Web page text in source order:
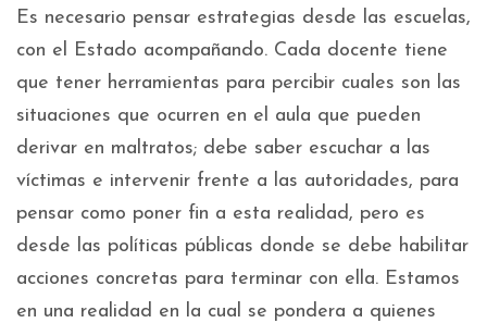
Es necesario pensar estrategias desde las escuelas,
con el Estado acompañando. Cada docente tiene
que tener herramientas para percibir cuales son las
situaciones que ocurren en el aula que pueden
derivar en maltratos; debe saber escuchar a las
víctimas e intervenir frente a las autoridades, para
pensar como poner fin a esta realidad, pero es
desde las políticas públicas donde se debe habilitar
acciones concretas para terminar con ella. Estamos
en una realidad en la cual se pondera a quienes